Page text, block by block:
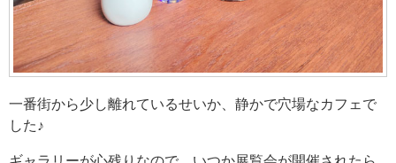
一番街から少し離れているせいか、静かで穴場なカフェで
した♪